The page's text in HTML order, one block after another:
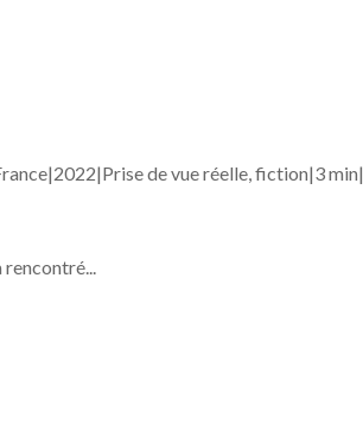
2022|Prise de vue réelle, fiction|3 min|